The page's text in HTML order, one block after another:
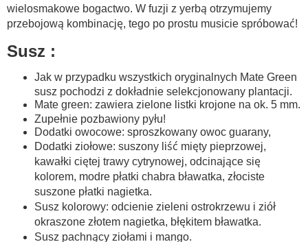
wielosmakowe bogactwo. W fuzji z yerbą otrzymujemy
przebojową kombinację, tego po prostu musicie spróbować!
Susz :
Jak w przypadku wszystkich oryginalnych Mate Green
susz pochodzi z dokładnie selekcjonowany plantacji.
Mate green: zawiera zielone listki krojone na ok. 5 mm.
Zupełnie pozbawiony pyłu!
Dodatki owocowe: sproszkowany owoc guarany,
Dodatki ziołowe: suszony liść mięty pieprzowej,
kawałki ciętej trawy cytrynowej, odcinające się
kolorem, modre płatki chabra bławatka, złociste
suszone płatki nagietka.
Susz kolorowy: odcienie zieleni ostrokrzewu i ziół
okraszone złotem nagietka, błękitem bławatka.
Susz pachnący ziołami i mango.